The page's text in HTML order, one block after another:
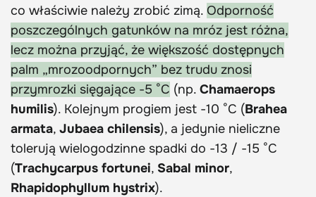
co właściwie należy zrobić zimą. Odporność
poszczególnych gatunków na mróz jest różna,
lecz można przyjąć, że większość dostępnych
palm „mrozoodpornych” bez trudu znosi
przymrozki sięgające -5 °C (np. Chamaerops
humilis). Kolejnym progiem jest -10 °C (Brahea
armata, Jubaea chilensis), a jedynie nieliczne
tolerują wielogodzinne spadki do -13 / -15 °C
(Trachycarpus fortunei, Sabal minor,
Rhapidophyllum hystrix).